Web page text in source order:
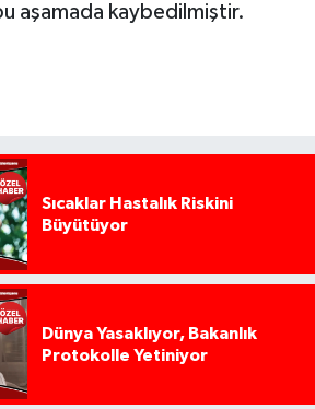
aşamada kaybedilmiştir.
Sıcaklar Hastalık Riskini
Büyütüyor
Dünya Yasaklıyor, Bakanlık
Protokolle Yetiniyor